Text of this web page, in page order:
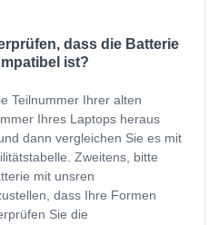
dass die Batterie
ist?
Teilnummer Ihrer alten
Ihres Laptops heraus
dann vergleichen Sie es mit
Zweitens, bitte
mit unsren
dass Ihre Formen
Sie die